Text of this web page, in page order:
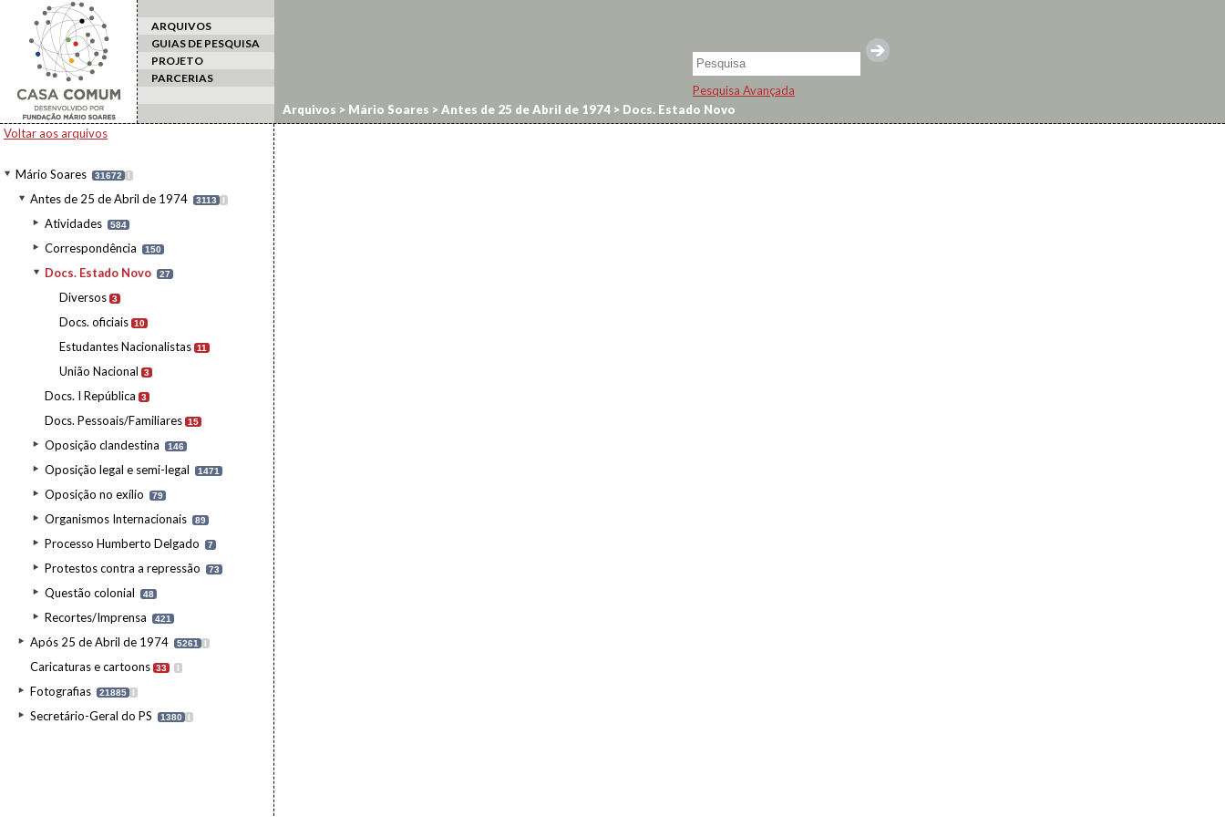
ARQUIVOS
GUIAS DE PESQUISA
PROJETO
PARCERIAS
Pesquisa Avançada
Voltar aos arquivos
Mário Soares 31672 I
Antes de 25 de Abril de 1974 3113 I
Atividades 584
Correspondência 150
Docs. Estado Novo 27
Diversos 3
Docs. oficiais 10
Estudantes Nacionalistas 11
União Nacional 3
Docs. I República 3
Docs. Pessoais/Familiares 15
Oposição clandestina 146
Oposição legal e semi-legal 1471
Oposição no exílio 79
Organismos Internacionais 89
Processo Humberto Delgado 7
Protestos contra a repressão 73
Questão colonial 48
Recortes/Imprensa 421
Após 25 de Abril de 1974 5261 I
Caricaturas e cartoons 33 I
Fotografias 21885 I
Secretário-Geral do PS 1380 I
Arquivos > Mário Soares >Antes de 25 de Abril de 1974 > Docs. Estado Novo